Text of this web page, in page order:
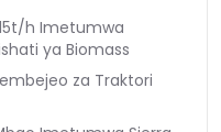
h Imetumwa
ya Biomass
za Traktori